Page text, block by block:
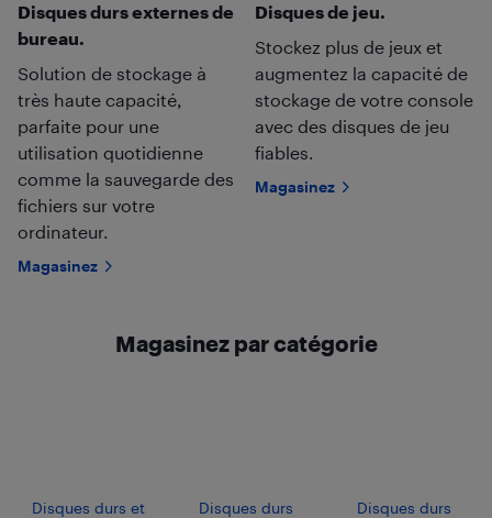
Disques durs externes de
bureau.
Solution de stockage à
très haute capacité,
parfaite pour une
utilisation quotidienne
comme la sauvegarde des
fichiers sur votre
ordinateur.
Magasinez
Disques de jeu.
Stockez plus de jeux et
augmentez la capacité de
stockage de votre console
avec des disques de jeu
fiables.
Magasinez
Magasinez par catégorie
Disques durs et
Disques durs
Disques durs